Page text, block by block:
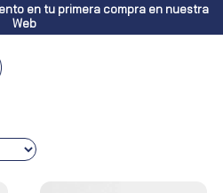
en tu primera compra en nuestra
Web